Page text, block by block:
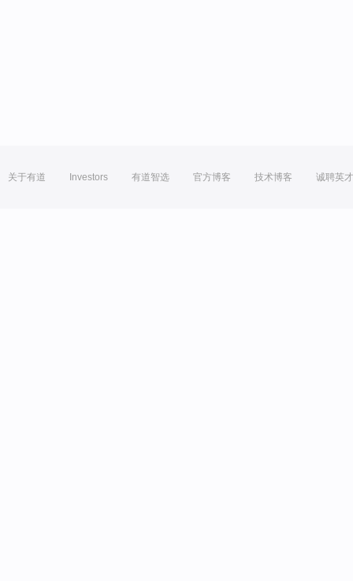
关于有道 Investors 有道智选 官方博客 技术博客 诚聘英才